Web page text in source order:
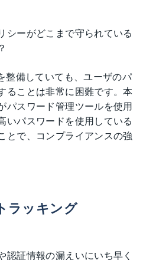
シーがどこまで守られている
整備していても、ユーザのパ
ることは非常に困難です。本
パスワード管理ツールを使用
いパスワードを使用している
とで、コンプライアンスの強
ラッキング
認証情報の漏えいにいち早く